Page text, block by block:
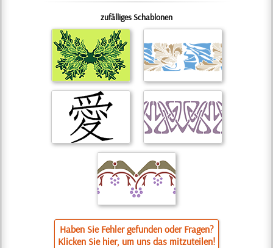
zufälliges Schablonen
Haben Sie Fehler gefunden oder Fragen?
Klicken Sie hier, um uns das mitzuteilen!